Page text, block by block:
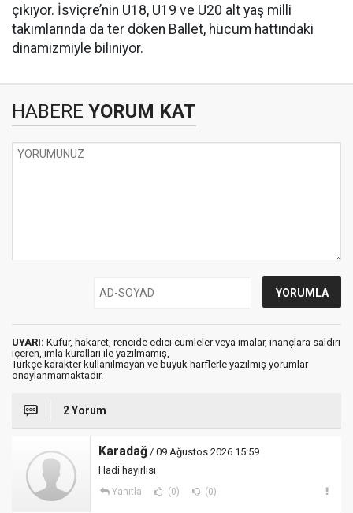
çıkıyor. İsviçre’nin U18, U19 ve U20 alt yaş milli
takımlarında da ter döken Ballet, hücum hattındaki
dinamizmiyle biliniyor.
HABERE YORUM KAT
UYARI: Küfür, hakaret, rencide edici cümleler veya imalar, inançlara saldırı
içeren, imla kuralları ile yazılmamış,
Türkçe karakter kullanılmayan ve büyük harflerle yazılmış yorumlar
onaylanmamaktadır.
2 Yorum
Karadağ / 09 Ağustos 2026 15:59
Hadi hayırlısı
Yanıtla (0) (0)